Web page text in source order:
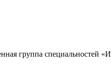
группа специальностей